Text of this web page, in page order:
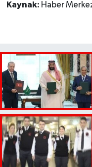
Kaynak: Haber